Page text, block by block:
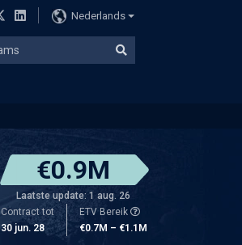
Nederlands
€0.9M
Laatste update: 1 aug. 26
Contract tot
30 jun. 28
ETV Bereik
€0.7M – €1.1M